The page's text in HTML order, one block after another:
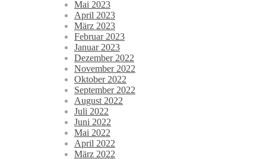
Mai 2023
April 2023
März 2023
Februar 2023
Januar 2023
Dezember 2022
November 2022
Oktober 2022
September 2022
August 2022
Juli 2022
Juni 2022
Mai 2022
April 2022
März 2022